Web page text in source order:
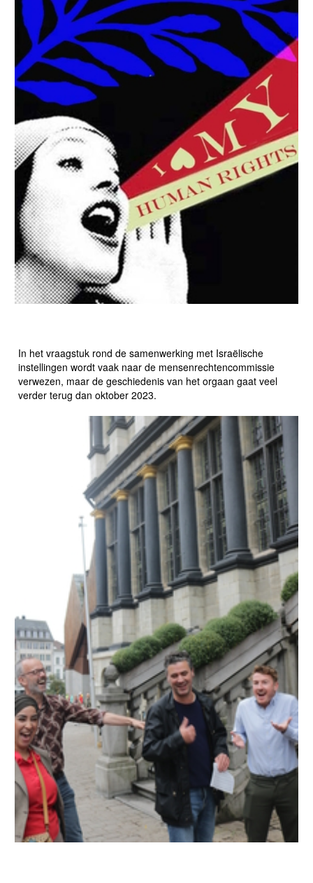
In het vraagstuk rond de samenwerking met Israëlische
instellingen wordt vaak naar de mensenrechtencommissie
verwezen, maar de geschiedenis van het orgaan gaat veel
verder terug dan oktober 2023.